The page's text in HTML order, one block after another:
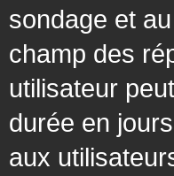
sondage et
champ des
utilisateur
durée en
aux